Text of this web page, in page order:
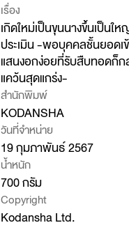
เรื่อง
เกิดใหม่เป็นขุนนางขึ้นเป็นใ
ประเมิน -พอบุคคลชั้นยอดเ
แสนงอกง่อยที่รับสืบทอดก็ก
แคว้นสุดแกร่ง-
สำนักพิมพ์
KODANSHA
วันที่จำหน่าย
19 กุมภาพันธ์ 2567
น้ำหนัก
700 กรัม
Copyright
Kodansha Ltd.